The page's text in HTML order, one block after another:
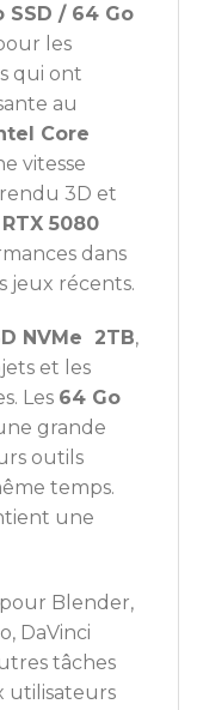
SSD / 64 Go
les
qui ont
au
Core
vitesse
3D et
RTX 5080
dans
jeux récents.
NVMe 2TB,
et les
Les 64 Go
grande
outils
temps.
une
Blender,
DaVinci
tâches
utilisateurs